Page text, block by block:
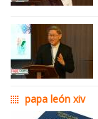
papa león xiv